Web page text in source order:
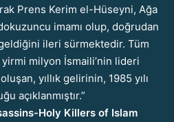
Prens Kerim el-Hüseyni, Ağa
imamı olup, doğrudan
ileri sürmektedir. Tüm
milyon İsmaili’nin lideri
yıllık gelirinin, 1985 yılı
açıklanmıştır.”
Holy Killers of Islam